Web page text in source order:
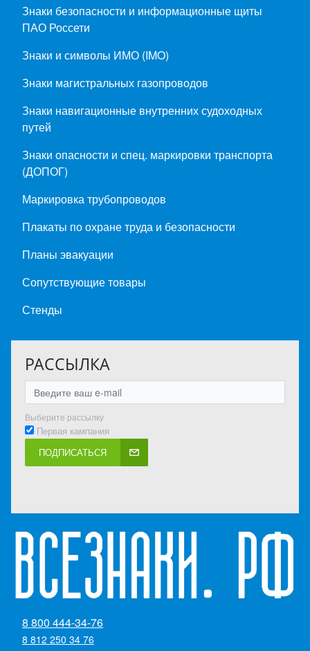
Знаки безопасности и информационные щиты
ПАО Россети
Знаки и символы ИМО (IMO)
Знаки магистральных газопроводов
Знаки навигационные внутренних судоходных
путей
Знаки опасности и спец. маркировки транспорта
(ДОПОГ)
Маркировка трубопроводов
Плакаты по охране труда и безопасности
Планы эвакуации
Сопутствующие товары
Стенды
РАССЫЛКА
Выберите рассылку
Первая кампания
ПОДПИСАТЬСЯ
8 800 444-34-76
8 812 250 34 76